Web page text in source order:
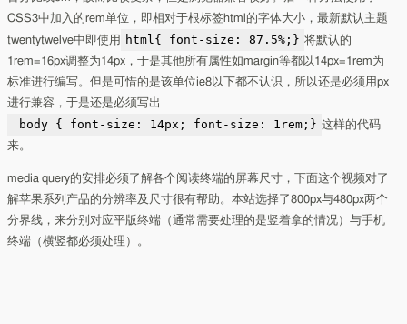
CSS3中加入的rem单位，即相对于根标签html的字体大小，最新默认主题
twentytwelve中即使用
html{ font-size: 87.5%;} 将默认的
1rem=16px调整为14px，于是其他所有属性如margin等都以14px=1rem为
标准进行编写。但是可惜的是该单位ie8以下都不认识，所以还是必须用px
进行兼容，于是还是必须写出
body { font-size: 14px; font-size: 1rem;} 这样的代码
来。
media query的安排必须了解各个阅读终端的屏幕尺寸，下面这个视频对了
解苹果系列产品的分辨率及尺寸很有帮助。本站选择了800px与480px两个
分界线，来分别对应平版终端（通常需要处理的是竖着拿的情况）与手机
终端（横竖都必须处理）。